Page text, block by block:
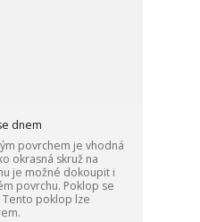
dnem
povrchem je vhodná
okrasná skruž na
je možné dokoupit i
povrchu. Poklop se
poklop lze